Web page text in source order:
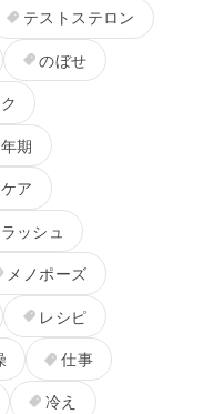
テストステロン
のぼせ
期
ア
ッシュ
メノポーズ
レシピ
仕事
冷え